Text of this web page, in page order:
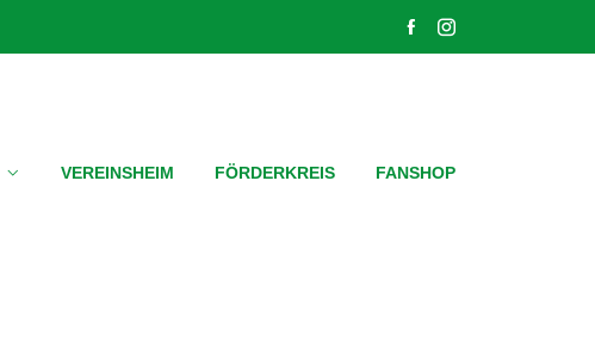
VEREINSHEIM FÖRDERKREIS FANSHOP